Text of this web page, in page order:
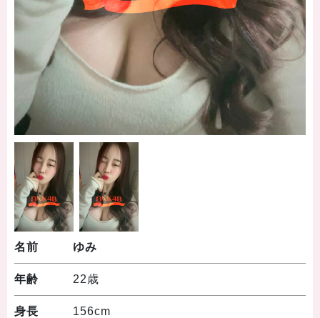
名前 ゆみ
年齢 22歳
身長 156cm